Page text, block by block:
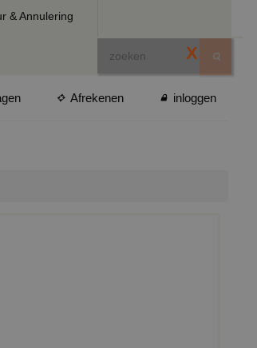
& Annulering
X
Afrekenen inloggen